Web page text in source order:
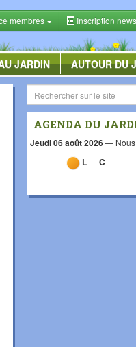
membres Inscription
JARDIN AUTOUR DU
AGENDA DU
Jeudi 06 août 2026—
L—C